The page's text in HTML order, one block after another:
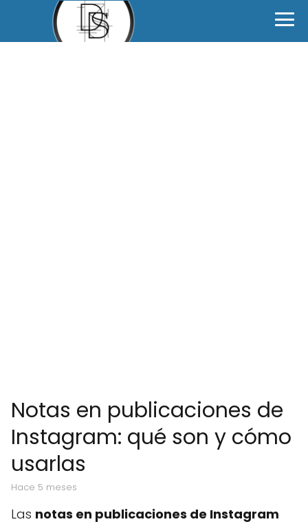
Notas en publicaciones de
Instagram: qué son y cómo
usarlas
hace 5 meses
Las notas en publicaciones de Instagram